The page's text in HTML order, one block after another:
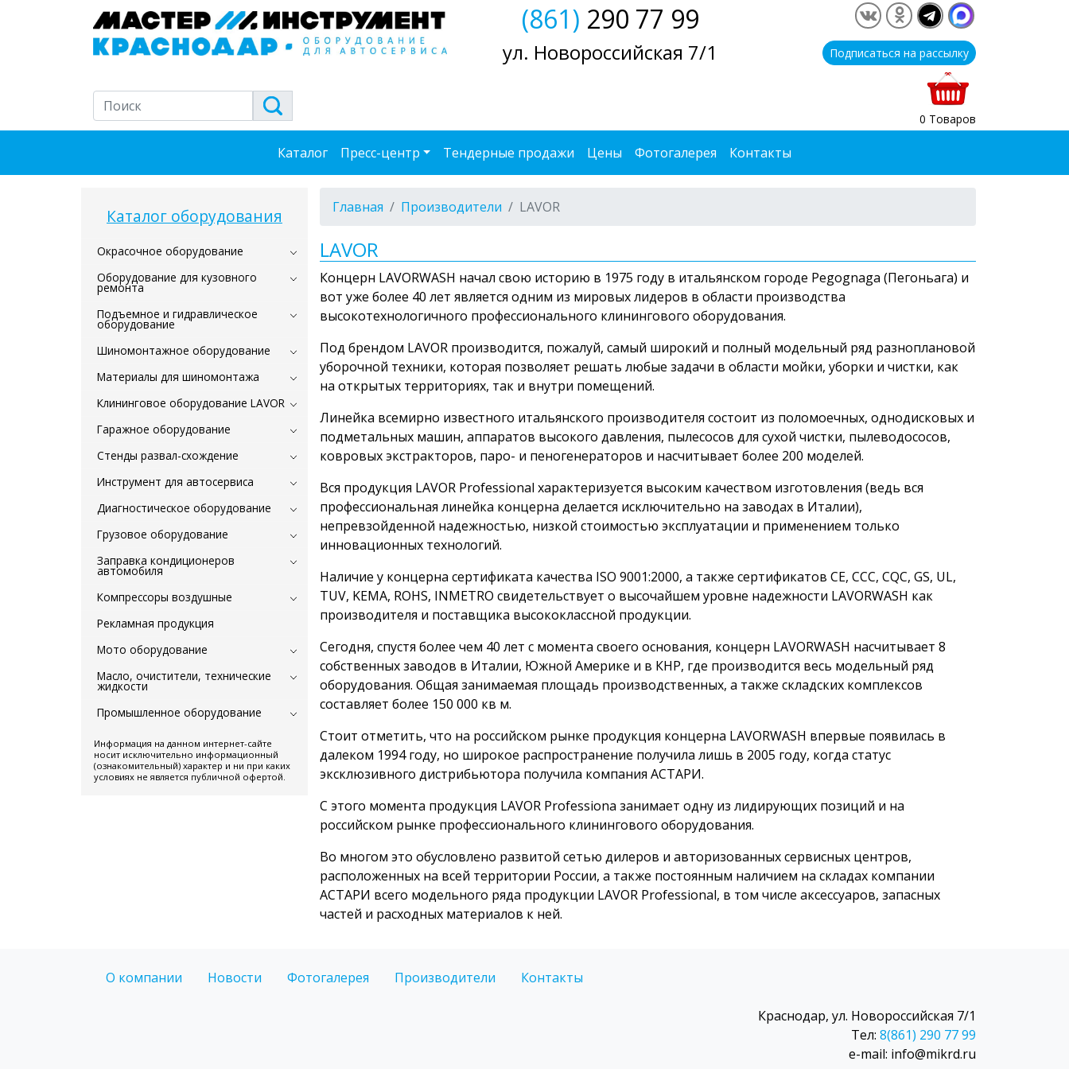
(861) 290 77 99
ул. Новороссийская 7/1 Подписаться на рассылку
0 Товаров
Каталог Пресс-центр Тендерные продажи Цены Фотогалерея Контакты
Каталог оборудования
Окрасочное оборудование
Оборудование для кузовного
ремонта
Подъемное и гидравлическое
оборудование
Шиномонтажное оборудование
Материалы для шиномонтажа
Клининговое оборудование LAVOR
Гаражное оборудование
Стенды развал-схождение
Инструмент для автосервиса
Диагностическое оборудование
Грузовое оборудование
Заправка кондиционеров
автомобиля
Компрессоры воздушные
Рекламная продукция
Мото оборудование
Масло, очистители, технические
жидкости
Промышленное оборудование
Информация на данном интернет-сайте
носит исключительно информационный
(ознакомительный) характер и ни при каких
условиях не является публичной офертой.
Главная Производители LAVOR
LAVOR
Концерн LAVORWASH начал свою историю в 1975 году в итальянском городе Pegognaga (Пегоньага) и
вот уже более 40 лет является одним из мировых лидеров в области производства
высокотехнологичного профессионального клинингового оборудования.
Под брендом LAVOR производится, пожалуй, самый широкий и полный модельный ряд разноплановой
уборочной техники, которая позволяет решать любые задачи в области мойки, уборки и чистки, как
на открытых территориях, так и внутри помещений.
Линейка всемирно известного итальянского производителя состоит из поломоечных, однодисковых и
подметальных машин, аппаратов высокого давления, пылесосов для сухой чистки, пылеводососов,
ковровых экстракторов, паро- и пеногенераторов и насчитывает более 200 моделей.
Вся продукция LAVOR Professional характеризуется высоким качеством изготовления (ведь вся
профессиональная линейка концерна делается исключительно на заводах в Италии),
непревзойденной надежностью, низкой стоимостью эксплуатации и применением только
инновационных технологий.
Наличие у концерна сертификата качества ISO 9001:2000, а также сертификатов CE, CCC, CQC, GS, UL,
TUV, KEMA, ROHS, INMETRO свидетельствует о высочайшем уровне надежности LAVORWASH как
производителя и поставщика высококлассной продукции.
Сегодня, спустя более чем 40 лет с момента своего основания, концерн LAVORWASH насчитывает 8
собственных заводов в Италии, Южной Америке и в КНР, где производится весь модельный ряд
оборудования. Общая занимаемая площадь производственных, а также складских комплексов
составляет более 150 000 кв м.
Стоит отметить, что на российском рынке продукция концерна LAVORWASH впервые появилась в
далеком 1994 году, но широкое распространение получила лишь в 2005 году, когда статус
эксклюзивного дистрибьютора получила компания АСТАРИ.
С этого момента продукция LAVOR Professiona занимает одну из лидирующих позиций и на
российском рынке профессионального клинингового оборудования.
Во многом это обусловлено развитой сетью дилеров и авторизованных сервисных центров,
расположенных на всей территории России, а также постоянным наличием на складах компании
АСТАРИ всего модельного ряда продукции LAVOR Professional, в том числе аксессуаров, запасных
частей и расходных материалов к ней.
О компании Новости Фотогалерея Производители Контакты
Краснодар, ул. Новороссийская 7/1
Тел: 8(861) 290 77 99
e-mail: info@mikrd.ru